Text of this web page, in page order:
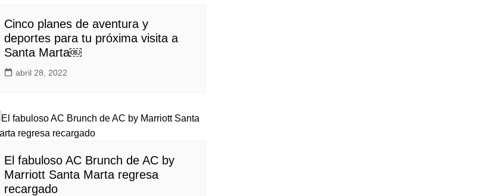
Cinco planes de aventura y
deportes para tu próxima visita a
Santa Marta￼
abril 28, 2022
El fabuloso AC Brunch de AC by
Marriott Santa Marta regresa
recargado